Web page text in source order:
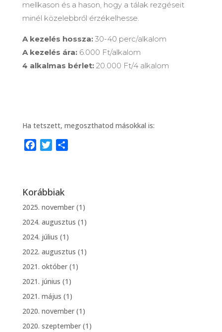
mellkason és a hason, hogy a tálak rezgéseit
minél közelebbről érzékelhesse.
A kezelés hossza:30-40 perc/alkalom
A kezelés ára: 6.000 Ft/alkalom
4 alkalmas bérlet: 20.000 Ft/4 alkalom
Ha tetszett, megoszthatod másokkal is:
b
o
k
t
e
m
g
Korábbiak
2025. november(1)
2024. augusztus (1)
2024. július (1)
2022. augusztus (1)
2021. október(1)
2021. június (1)
2021. május (1)
2020. november(1)
2020. szeptember(1)